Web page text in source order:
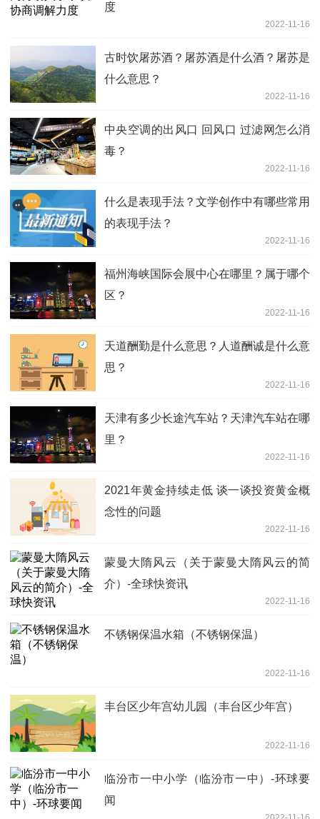
度
2022-11-16
古时饮屠苏酒？屠苏酒是什么酒？屠苏是
什么意思？
2022-11-16
中央空调的出风口 回风口 过滤网怎么消
毒？
2022-11-16
什么是表现手法？文学创作中有哪些常用
的表现手法？
2022-11-16
福州海峡国际会展中心在哪里？属于哪个
区？
2022-11-16
天道酬勤是什么意思？人道酬诚是什么意
思？
2022-11-16
天津有多少长途汽车站？天津汽车站在哪
里？
2022-11-16
2021年黄金持续走低 谈一谈投资黄金概
念性的问题
2022-11-16
蒙曼大隋风云（关于蒙曼大隋风云的简
介）-全球快资讯
2022-11-16
不锈钢保温水箱（不锈钢保温）
2022-11-16
丰台区少年宫幼儿园（丰台区少年宫）
2022-11-16
临汾市一中小学（临汾市一中）-环球要
闻